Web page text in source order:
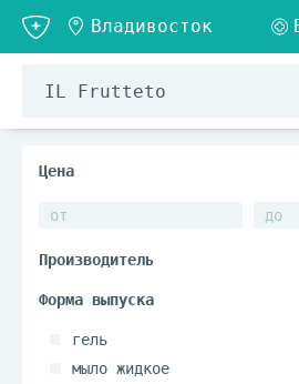
гель
мыло жидкое